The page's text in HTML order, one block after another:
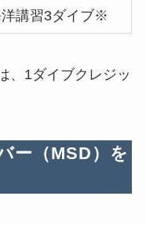
講習3ダイブ※
、1ダイブクレジッ
ー（MSD）を